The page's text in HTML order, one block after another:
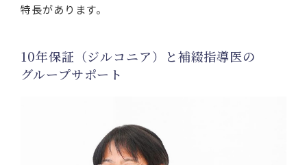
特長があります。
10年保証（ジルコニア）と補綴指導医の
グループサポート